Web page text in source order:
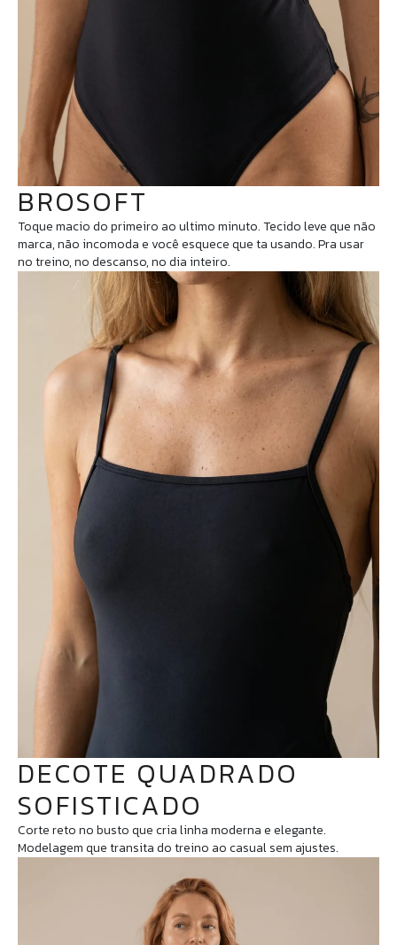
BROSOFT
Toque macio do primeiro ao ultimo minuto. Tecido leve que não
marca, não incomoda e você esquece que ta usando. Pra usar
no treino, no descanso, no dia inteiro.
DECOTE QUADRADO
SOFISTICADO
Corte reto no busto que cria linha moderna e elegante.
Modelagem que transita do treino ao casual sem ajustes.